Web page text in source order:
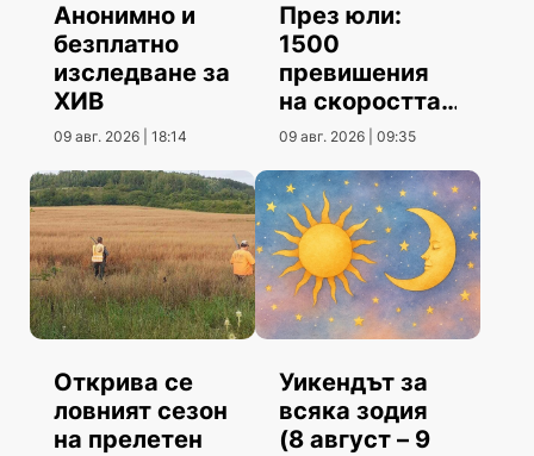
Анонимно и
безплатно
изследване за
ХИВ
09 авг. 2026 | 18:14
През юли:
1500
превишения
на скоростта
повече от юни
09 авг. 2026 | 09:35
Открива се
ловният сезон
на прелетен
Уикендът за
всяка зодия
(8 август – 9